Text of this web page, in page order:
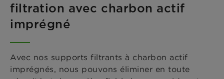
filtration avec charbon actif
imprégné
Avec nos supports filtrants à charbon actif
imprégnés, nous pouvons éliminer en toute